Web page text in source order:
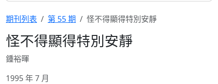
期刊列表 第 55 期 怪不得顯得特別安靜
怪不得顯得特別安靜
鍾裕暉
1995 年 7 月